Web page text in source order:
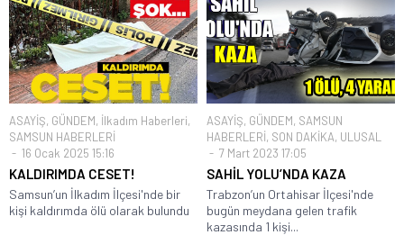
ASAYİŞ, GÜNDEM, İlkadım Haberleri,
SAMSUN HABERLERİ
16 Ocak 2025 15:16
KALDIRIMDA CESET!
Samsun’un İlkadım İlçesi'nde bir
kişi kaldırımda ölü olarak bulundu
ASAYİŞ, GÜNDEM, SAMSUN
HABERLERİ, SON DAKİKA, ULUSAL
7 Mart 2023 17:05
SAHİL YOLU’NDA KAZA
Trabzon’un Ortahisar İlçesi'nde
bugün meydana gelen trafik
kazasında 1 kişi...